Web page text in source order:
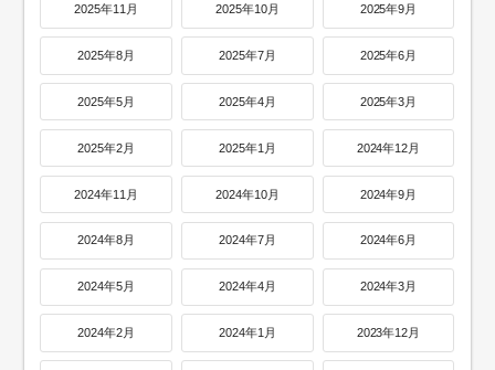
2025年11月 2025年10月 2025年9月
2025年8月 2025年7月 2025年6月
2025年5月 2025年4月 2025年3月
2025年2月 2025年1月 2024年12月
2024年11月 2024年10月 2024年9月
2024年8月 2024年7月 2024年6月
2024年5月 2024年4月 2024年3月
2024年2月 2024年1月 2023年12月